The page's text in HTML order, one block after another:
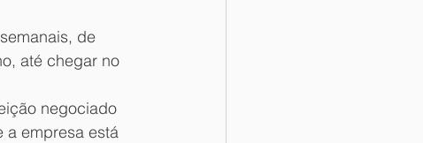
de
até chegar no
negociado
a empresa está